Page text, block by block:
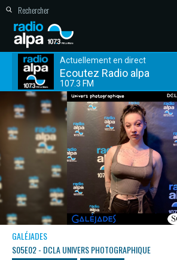
Actuellement en direct
Ecoutez Radio alpa
107.3 FM
GALÉJADES
S05E02 - DCLA UNIVERS PHOTOGRAPHIQUE